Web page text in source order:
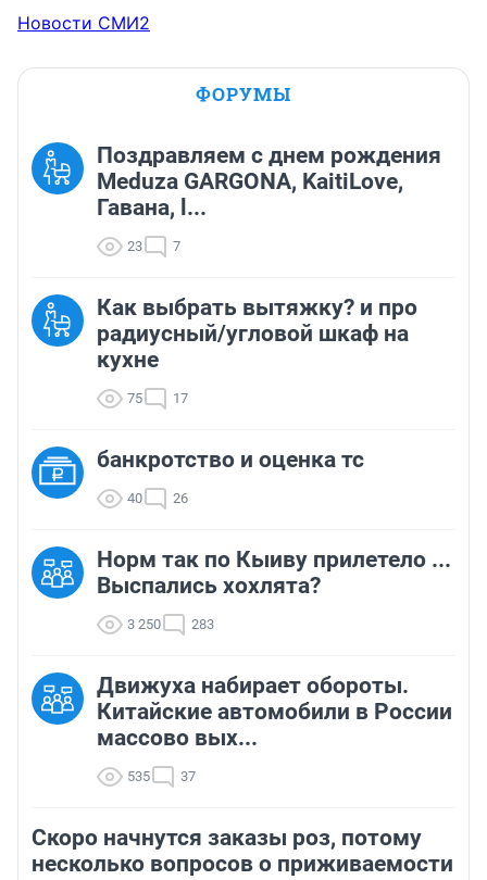
Новости СМИ2
ФОРУМЫ
Поздравляем с днем рождения
Meduza GARGONA, KaitiLove,
Гавана, l...
23 7
Как выбрать вытяжку? и про
радиусный/угловой шкаф на
кухне
75 17
банкротство и оценка тс
40 26
Норм так по Кыиву прилетело ...
Выспались хохлята?
3 250 283
Движуха набирает обороты.
Китайские автомобили в России
массово вых...
535 37
Скоро начнутся заказы роз, потому
несколько вопросов о приживаемости